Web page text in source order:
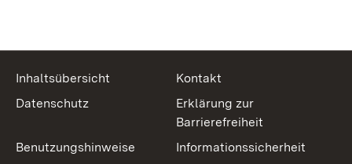
Inhaltsübersicht
Kontakt
Datenschutz
Erklärung zur
Barrierefreiheit
Benutzungshinweise
Informationssicherheit